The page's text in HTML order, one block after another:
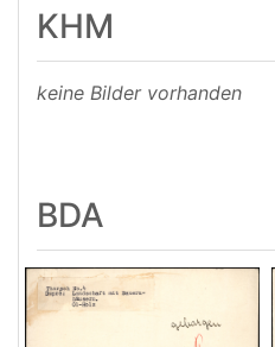
KHM
keine Bilder vorhanden
BDA